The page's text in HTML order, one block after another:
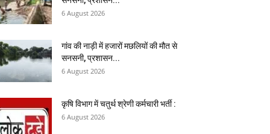
6 August 2026
गांव की नाड़ी में हजारों मछलियों की मौत से
सनसनी, प्रशासन...
6 August 2026
कृषि विभाग में चतुर्थ श्रेणी कर्मचारी भर्ती :
6 August 2026